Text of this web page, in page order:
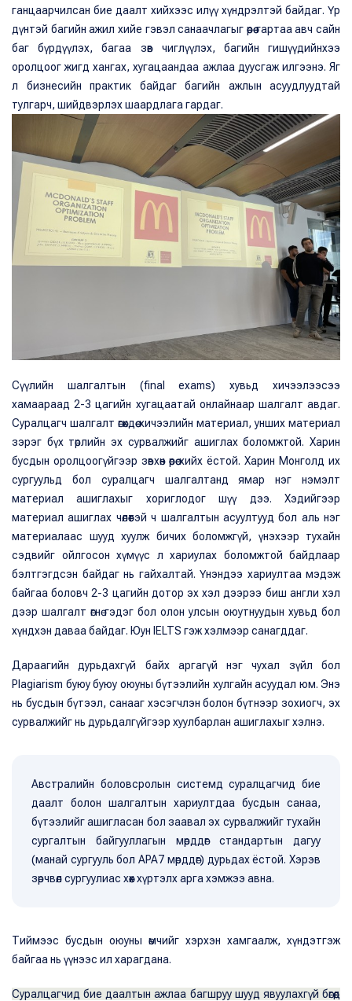
ганцаарчилсан бие даалт хийхээс илүү хүндрэлтэй байдаг. Үр
дүнтэй багийн ажил хийе гэвэл санаачлагыг өөрөө гартаа авч сайн
баг бүрдүүлэх, багаа зөв чиглүүлэх, багийн гишүүдийнхээ
оролцоог жигд хангах, хугацаандаа ажлаа дуусгаж илгээнэ. Яг
л бизнесийн практик байдаг багийн ажлын асуудлуудтай
тулгарч, шийдвэрлэх шаардлага гардаг.
Сүүлийн шалгалтын (final exams) хувьд хичээлээсээ
хамаараад 2-3 цагийн хугацаатай онлайнаар шалгалт авдаг.
Суралцагч шалгалт өгөхдөө хичээлийн материал, унших материал
зэрэг бүх төрлийн эх сурвалжийг ашиглах боломжтой. Харин
бусдын оролцоогүйгээр зөвхөн өөрөө хийх ёстой. Харин Монголд их
сургуульд бол суралцагч шалгалтанд ямар нэг нэмэлт
материал ашиглахыг хориглодог шүү дээ. Хэдийгээр
материал ашиглах чөлөөтэй ч шалгалтын асуултууд бол аль нэг
материалаас шууд хуулж бичих боломжгүй, үнэхээр тухайн
сэдвийг ойлгосон хүмүүс л хариулах боломжтой байдлаар
бэлтгэгдсэн байдаг нь гайхалтай. Үнэндээ хариултаа мэдэж
байгаа боловч 2-3 цагийн дотор эх хэл дээрээ биш англи хэл
дээр шалгалт өгнө гэдэг бол олон улсын оюутнуудын хувьд бол
хүндхэн даваа байдаг. Юун IELTS гэж хэлмээр санагддаг.
Дараагийн дурьдахгүй байх аргагүй нэг чухал зүйл бол
Plagiarism буюу буюу оюуны бүтээлийн хулгайн асуудал юм. Энэ
нь бусдын бүтээл, санааг хэсэгчлэн болон бүтнээр зохиогч, эх
сурвалжийг нь дурьдалгүйгээр хуулбарлан ашиглахыг хэлнэ.
Австралийн боловсролын системд суралцагчид бие
даалт болон шалгалтын хариултдаа бусдын санаа,
бүтээлийг ашигласан бол заавал эх сурвалжийг тухайн
сургалтын байгууллагын мөрддөг стандартын дагуу
(манай сургууль бол APA7 мөрддөг) дурьдах ёстой. Хэрэв
зөрчвөл сургуулиас хөөх хүртэлх арга хэмжээ авна.
Тиймээс бусдын оюуны өмчийг хэрхэн хамгаалж, хүндэтгэж
байгаа нь үүнээс ил харагдана.
Суралцагчид бие даалтын ажлаа багшруу шууд явуулахгүй бөгөөд